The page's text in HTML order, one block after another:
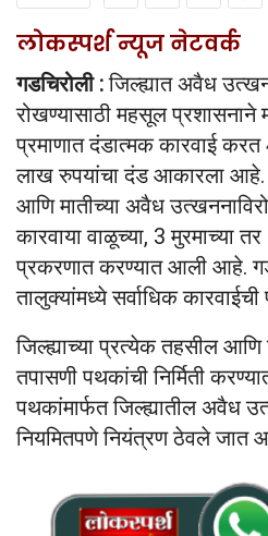
लोकस्पर्श न्यूज नेटवर्क
गडचिरोली :जिल्ह्यात अवैध
रोखण्यासाठी महसूल प्रशासनाने
प्रमाणात दंडात्मक कारवाई
लाख रुपयांचा दंड आकारला आहे.
आणि मातीच्या अवैध
कारवाया वाळूच्या, 3 मुरमाच्या तर
प्रकरणात करण्यात आली आहे.
तालुक्यांमध्ये सर्वाधिक
जिल्ह्याच्या प्रत्येक तहसील आणि
तपासणी पथकांची निर्मिती
पथकांमार्फत जिल्ह्यातील अवैध
नियमितपणे नियंत्रण ठेवले जात